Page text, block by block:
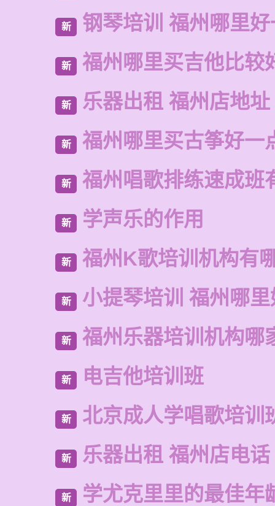
新 钢琴培训 福州哪里
新 福州哪里买吉他比较
新 乐器出租 福州店地址
新 福州哪里买古筝好一
新 福州唱歌排练速成班
新 学声乐的作用
新 福州K歌培训机构有
新 小提琴培训 福州哪
新 福州乐器培训机构哪
新 电吉他培训班
新 北京成人学唱歌培训
新 乐器出租 福州店电话
新 学尤克里里的最佳年